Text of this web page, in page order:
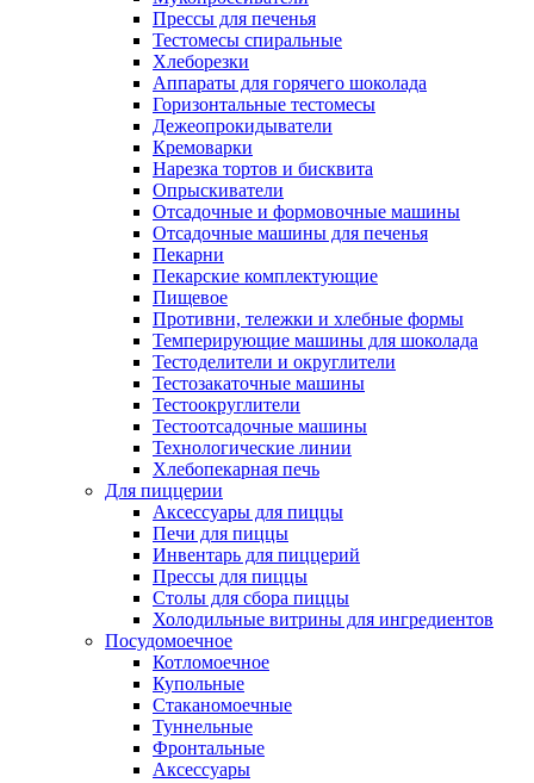
Прессы для печенья
Тестомесы спиральные
Хлеборезки
Аппараты для горячего шоколада
Горизонтальные тестомесы
Дежеопрокидыватели
Кремоварки
Нарезка тортов и бисквита
Опрыскиватели
Отсадочные и формовочные машины
Отсадочные машины для печенья
Пекарни
Пекарские комплектующие
Пищевое
Противни, тележки и хлебные формы
Темперирующие машины для шоколада
Тестоделители и округлители
Тестозакаточные машины
Тестоокруглители
Тестоотсадочные машины
Технологические линии
Хлебопекарная печь
Для пиццерии
Аксессуары для пиццы
Печи для пиццы
Инвентарь для пиццерий
Прессы для пиццы
Столы для сбора пиццы
Холодильные витрины для ингредиентов
Посудомоечное
Котломоечное
Купольные
Стаканомоечные
Туннельные
Фронтальные
Аксессуары